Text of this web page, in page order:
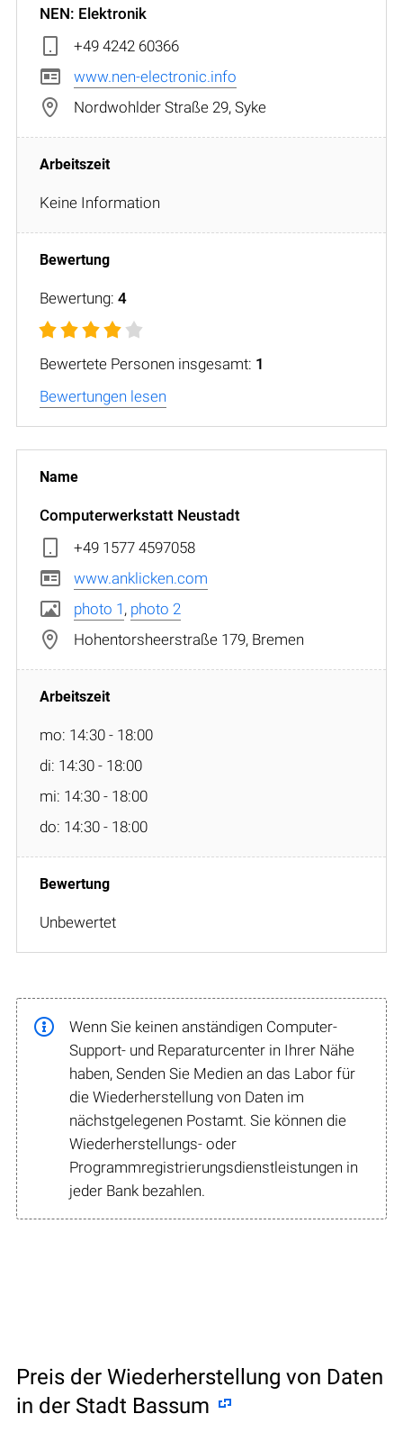
NEN: Elektronik
+49 4242 60366
www.nen-electronic.info
Nordwohlder Straße 29, Syke
Keine Information
Bewertung: 4
Bewertete Personen insgesamt: 1
Bewertungen lesen
Computerwerkstatt Neustadt
+49 1577 4597058
www.anklicken.com
photo 1 , photo 2
Hohentorsheerstraße 179, Bremen
mo: 14:30 - 18:00
di: 14:30 - 18:00
mi: 14:30 - 18:00
do: 14:30 - 18:00
Unbewertet
Wenn Sie keinen anständigen Computer-
Support- und Reparaturcenter in Ihrer Nähe
haben, Senden Sie Medien an das Labor für
die Wiederherstellung von Daten im
nächstgelegenen Postamt. Sie können die
Wiederherstellungs- oder
Programmregistrierungsdienstleistungen in
jeder Bank bezahlen.
Preis der Wiederherstellung von Daten
in der Stadt Bassum